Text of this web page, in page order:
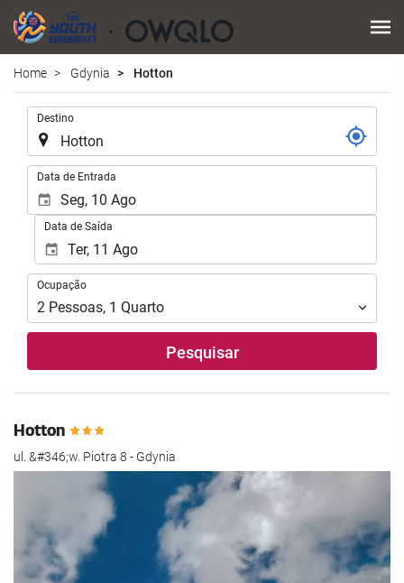
Home Gdynia Hotton
Destino
Data de Entrada
Data de Saída
Ocupação
Ocupação
2 Pessoas, 1 Quarto
Pesquisar
Hotton
ul. &#346;w. Piotra 8 - Gdynia